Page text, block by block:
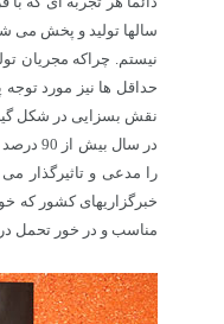
سالها تولید و پخش می
نیستم. چراکه مجریان
حداقل ها نیز مورد
نقش بسزایی در شکل گیری
در
را مدعی و تاثیرگذار
خبرگزاریهای کشور که
مناسب و در خور تحمل در